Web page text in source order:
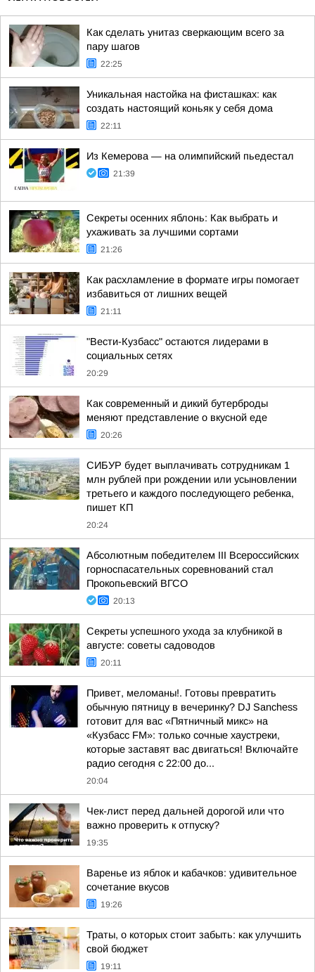
Как сделать унитаз сверкающим всего за
пару шагов
22:25
Уникальная настойка на фисташках: как
создать настоящий коньяк у себя дома
22:11
Из Кемерова — на олимпийский пьедестал
21:39
Секреты осенних яблонь: Как выбрать и
ухаживать за лучшими сортами
21:26
Как расхламление в формате игры помогает
избавиться от лишних вещей
21:11
"Вести-Кузбасс" остаются лидерами в
социальных сетях
20:29
Как современный и дикий бутерброды
меняют представление о вкусной еде
20:26
СИБУР будет выплачивать сотрудникам 1
млн рублей при рождении или усыновлении
третьего и каждого последующего ребенка,
пишет КП
20:24
Абсолютным победителем III Всероссийских
горноспасательных соревнований стал
Прокопьевский ВГСО
20:13
Секреты успешного ухода за клубникой в
августе: советы садоводов
20:11
Привет, меломаны!. Готовы превратить
обычную пятницу в вечеринку? DJ Sanchess
готовит для вас «Пятничный микс» на
«Кузбасс FM»: только сочные хаустреки,
которые заставят вас двигаться! Включайте
радио сегодня с 22:00 до...
20:04
Чек-лист перед дальней дорогой или что
важно проверить к отпуску?
19:35
Варенье из яблок и кабачков: удивительное
сочетание вкусов
19:26
Траты, о которых стоит забыть: как улучшить
свой бюджет
19:11